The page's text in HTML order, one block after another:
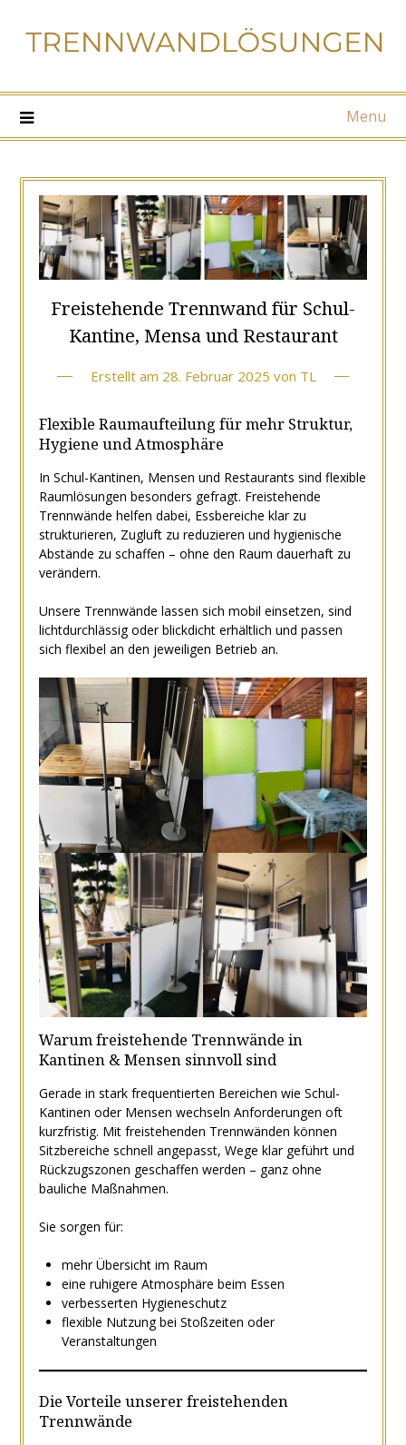
Menu
Freistehende Trennwand für Schul-
Kantine, Mensa und Restaurant
Erstellt am 28. Februar 2025 von TL
Flexible Raumaufteilung für mehr Struktur,
Hygiene und Atmosphäre
In Schul-Kantinen, Mensen und Restaurants sind flexible
Raumlösungen besonders gefragt. Freistehende
Trennwände helfen dabei, Essbereiche klar zu
strukturieren, Zugluft zu reduzieren und hygienische
Abstände zu schaffen – ohne den Raum dauerhaft zu
verändern.
Unsere Trennwände lassen sich mobil einsetzen, sind
lichtdurchlässig oder blickdicht erhältlich und passen
sich flexibel an den jeweiligen Betrieb an.
Warum freistehende Trennwände in
Kantinen & Mensen sinnvoll sind
Gerade in stark frequentierten Bereichen wie Schul-
Kantinen oder Mensen wechseln Anforderungen oft
kurzfristig. Mit freistehenden Trennwänden können
Sitzbereiche schnell angepasst, Wege klar geführt und
Rückzugszonen geschaffen werden – ganz ohne
bauliche Maßnahmen.
Sie sorgen für:
mehr Übersicht im Raum
eine ruhigere Atmosphäre beim Essen
verbesserten Hygieneschutz
flexible Nutzung bei Stoßzeiten oder
Veranstaltungen
Die Vorteile unserer freistehenden
Trennwände